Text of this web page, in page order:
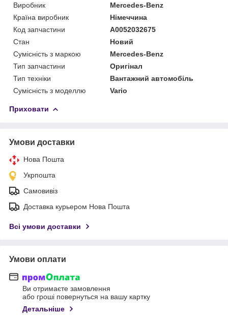
Виробник
Mercedes-Benz
Країна виробник
Німеччина
Код запчастини
A0052032675
Стан
Новий
Сумісність з маркою
Mercedes-Benz
Тип запчастини
Оригінал
Тип техніки
Вантажний автомобіль
Сумісність з моделлю
Vario
Приховати
Умови доставки
Нова Пошта
Укрпошта
Самовивіз
Доставка курьером Нова Пошта
Всі умови доставки
Умови оплати
Ви отримаєте замовлення
або гроші повернуться на вашу картку
Детальніше